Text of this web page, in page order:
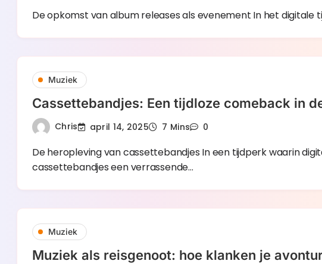
De opkomst van album releases als evenement In het digitale
Muziek
Cassettebandjes: Een tijdloze comeback in
Chris april 14, 2025 7 Mins 0
De heropleving van cassettebandjes In een tijdperk waarin
cassettebandjes een verrassende…
Muziek
Muziek als reisgenoot: hoe klanken je